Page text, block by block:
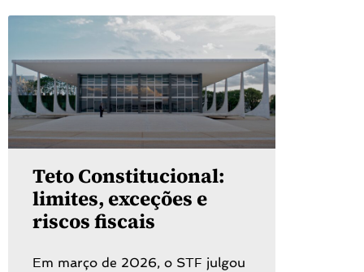
Teto Constitucional:
limites, exceções e
riscos fiscais
Em março de 2026, o STF julgou